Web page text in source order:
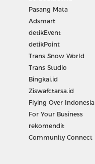
Pasang Mata
Adsmart
detikEvent
detikPoint
Trans Snow World
Trans Studio
Bingkai.id
Ziswafctarsa.id
Flying Over Indonesia
For Your Business
rekomendit
Community Connect